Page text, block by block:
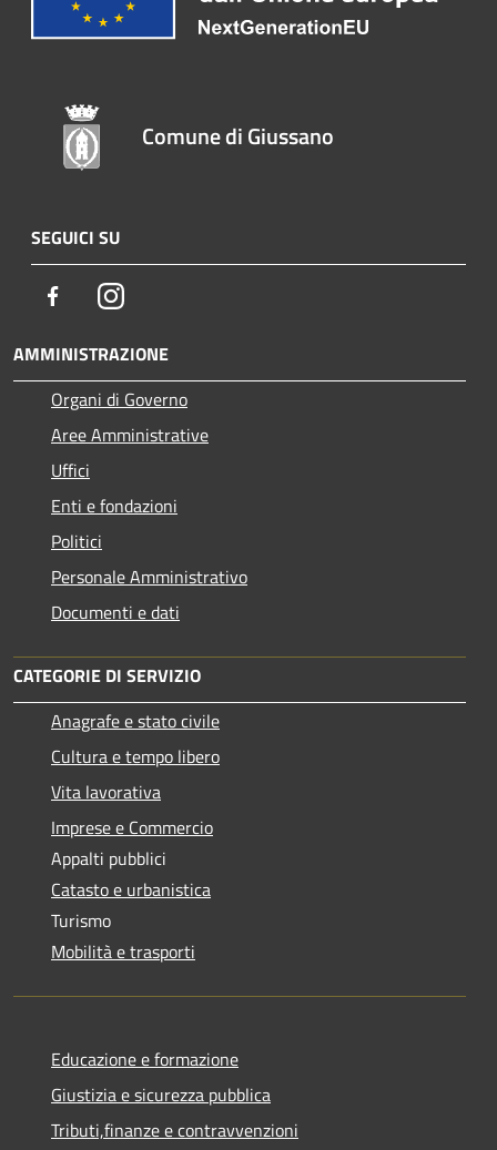
Comune di Giussano
SEGUICI SU
FacebookInstagram
AMMINISTRAZIONE
Organi di Governo
Aree Amministrative
Uffici
Enti e fondazioni
Politici
Personale Amministrativo
Documenti e dati
CATEGORIE DI SERVIZIO
Anagrafe e stato civile
Cultura e tempo libero
Vita lavorativa
Imprese e Commercio
Appalti pubblici
Catasto e urbanistica
Turismo
Mobilità e trasporti
Educazione e formazione
Giustizia e sicurezza pubblica
Tributi,finanze e contravvenzioni